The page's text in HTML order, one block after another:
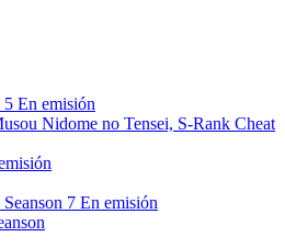
5 En emisión
Nidome no Tensei, S-Rank Cheat
7 En emisión